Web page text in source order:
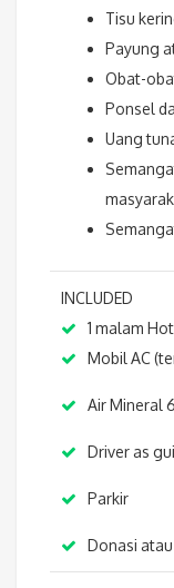
Tisu
Payung
Obat-
Ponsel
Uang
INCLUDED
1 malam
Mobil AC
Air Mineral
Driver as
Parkir
Donasi